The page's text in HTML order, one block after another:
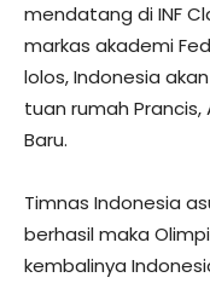
mendatang di INF
markas akademi
lolos, Indonesia
tuan rumah Prancis,
Baru.
Timnas Indonesia
berhasil maka
kembalinya